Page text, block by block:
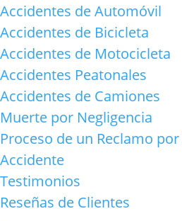
Accidentes de Automóvil
Accidentes de Bicicleta
Accidentes de Motocicleta
Accidentes Peatonales
Accidentes de Camiones
Muerte por Negligencia
Proceso de un Reclamo
Accidente
Testimonios
Reseñas de Clientes